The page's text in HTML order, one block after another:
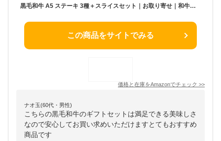
黒毛和牛 A5 ステーキ 3種＋スライスセット｜お取り寄せ｜和牛ギフト【創業50年続く老舗の特選セット】シャトーブリアン 牛肉 ギフト お祝い 結婚祝い 内祝い お中元 誕生日 プレゼント 贈り物 贈答 国産 【佐賀牛 宮崎牛 鹿児島黒牛 サーロイン モモ ヒレ 高級 】 (スライス200g入り)
この商品をサイトでみる
価格と在庫をAmazonでチェック >>
ナオ玉(60代・男性)
こちらの黒毛和牛のギフトセットは満足できる美味しさ
なので安心してお買い求めいただけますとてもおすすめ
商品です